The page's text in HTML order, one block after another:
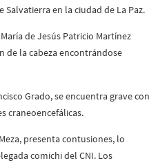
Salvatierra en la ciudad de La Paz.
de Jesús Patricio Martínez
de la cabeza encontrándose
Grado, se encuentra grave con
craneoencefálicas.
presenta contusiones, lo
comichi del CNI. Los